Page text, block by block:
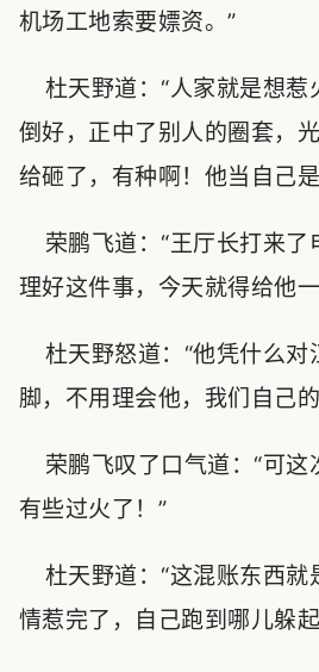
机场工地索要嫖资。”
杜天野道：“人家就是想惹
倒好，正中了别人的圈套，
给砸了，有种啊！他当自己
荣鹏飞道：“王厅长打来了
理好这件事，今天就得给他
杜天野怒道：“他凭什么对
脚，不用理会他，我们自己
荣鹏飞叹了口气道：“可这
有些过火了！”
杜天野道：“这混账东西就
情惹完了，自己跑到哪儿躲